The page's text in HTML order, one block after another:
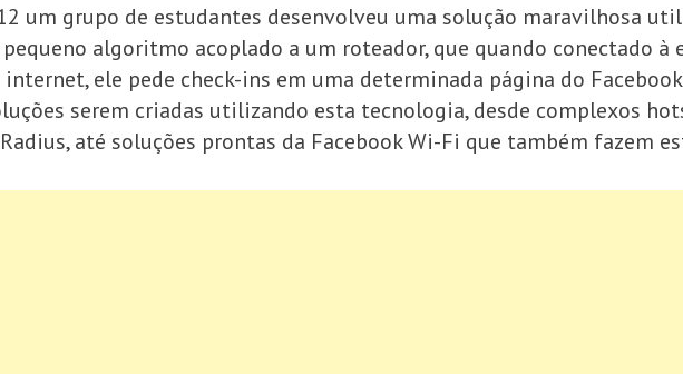
um grupo de estudantes desenvolveu uma solução maravilhosa
algoritmo acoplado a um roteador, que quando conectado à
ele pede check-ins em uma determinada página do
serem criadas utilizando esta tecnologia, desde complexos
até soluções prontas da Facebook Wi-Fi que também fazem